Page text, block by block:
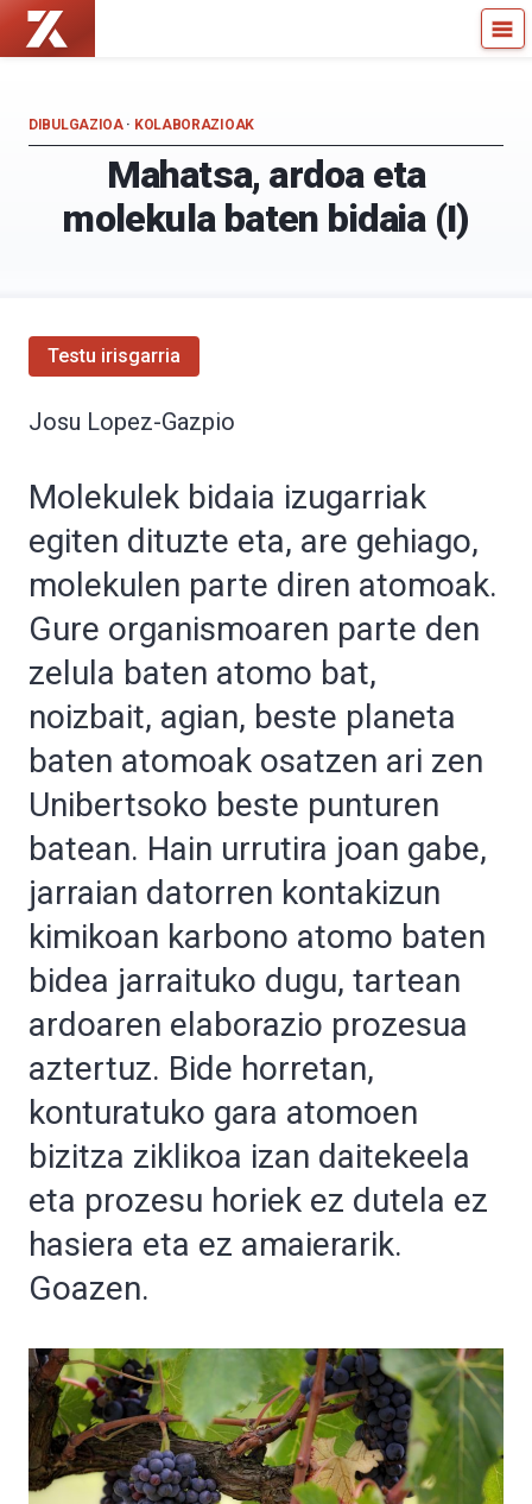
Zientzia
Kultura
Kultura
Mahatsa, ardoa eta
molekula baten bidaia (I)
DIBULGAZIOA· KOLABORAZIOAK
Testu irisgarria
Josu Lopez-Gazpio
Molekulek bidaia izugarriak
egiten dituzte eta, are gehiago,
molekulen parte diren atomoak.
Gure organismoaren parte den
zelula baten atomo bat,
noizbait, agian, beste planeta
baten atomoak osatzen ari zen
Unibertsoko beste punturen
batean. Hain urrutira joan gabe,
jarraian datorren kontakizun
kimikoan karbono atomo baten
bidea jarraituko dugu, tartean
ardoaren elaborazio prozesua
aztertuz. Bide horretan,
konturatuko gara atomoen
bizitza ziklikoa izan daitekeela
eta prozesu horiek ez dutela ez
hasiera eta ez amaierarik.
Goazen.